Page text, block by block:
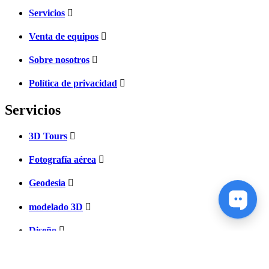
Servicios
Venta de equipos
Sobre nosotros
Política de privacidad
Servicios
3D Tours
Fotografía aérea
Geodesia
modelado 3D
Diseño